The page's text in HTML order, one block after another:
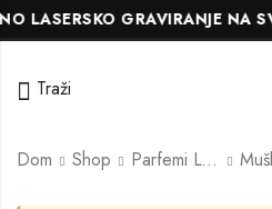
GRAVIRANJE NA SVE
Traži
Dom Shop Parfemi L'ARÔME